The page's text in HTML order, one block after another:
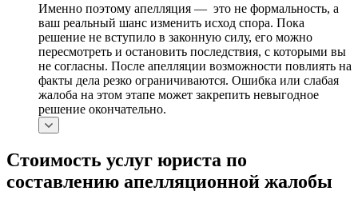
Именно поэтому апелляция — это не формальность, а
ваш реальный шанс изменить исход спора. Пока
решение не вступило в законную силу, его можно
пересмотреть и остановить последствия, с которыми вы
не согласны. После апелляции возможности повлиять на
факты дела резко ограничиваются. Ошибка или слабая
жалоба на этом этапе может закрепить невыгодное
решение окончательно.
Стоимость услуг юриста по
составлению апелляционной жалобы